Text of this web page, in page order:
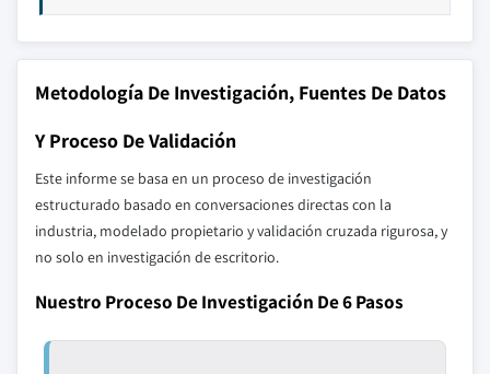
Metodología De Investigación, Fuentes De Datos
Y Proceso De Validación
Este informe se basa en un proceso de investigación
estructurado basado en conversaciones directas con la
industria, modelado propietario y validación cruzada rigurosa, y
no solo en investigación de escritorio.
Nuestro Proceso De Investigación De 6 Pasos